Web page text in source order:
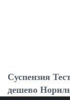
Суспензия
дешево